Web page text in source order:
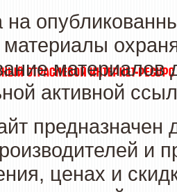
на
материалов
активной
предназначен
и
ценах и